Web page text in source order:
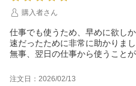
購入者さん
仕事でも使うため、早めに欲し
速だったために非常に助かりまし
無事、翌日の仕事から使うこと
注文日：2026/02/13